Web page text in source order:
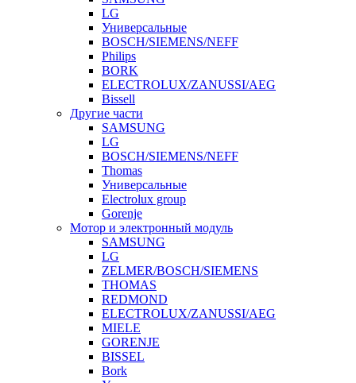
LG
Универсальные
BOSCH/SIEMENS/NEFF
Philips
BORK
ELECTROLUX/ZANUSSI/AEG
Bissell
Другие части
SAMSUNG
LG
BOSCH/SIEMENS/NEFF
Thomas
Универсальные
Electrolux group
Gorenje
Мотор и электронный модуль
SAMSUNG
LG
ZELMER/BOSCH/SIEMENS
THOMAS
REDMOND
ELECTROLUX/ZANUSSI/AEG
MIELE
GORENJE
BISSEL
Bork